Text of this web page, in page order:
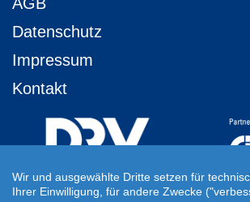
Datenschutz
Impressum
Kontakt
Wir und ausgewählte Dritte setzen für
Ihrer Einwilligung, für andere Zwecke